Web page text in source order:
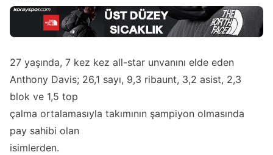
27 yaşında, 7 kez kez all-star unvanını elde eden
Anthony Davis; 26,1 sayı, 9,3 ribaunt, 3,2 asist, 2,3
blok ve 1,5 top
çalma ortalamasıyla takımının şampiyon olmasında
pay sahibi olan
isimlerden.